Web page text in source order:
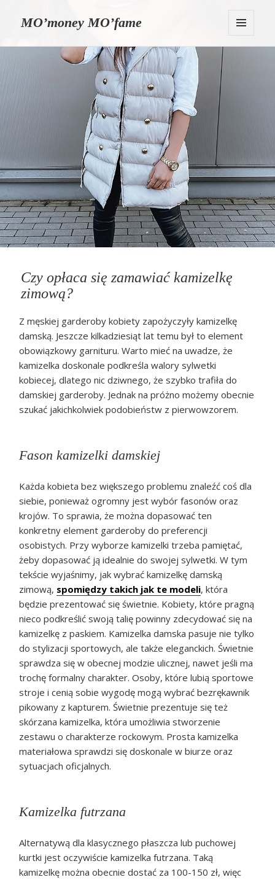
MO’money MO’fame
Czy opłaca się zamawiać kamizelkę
zimową?
Z męskiej garderoby kobiety zapożyczyły kamizelkę
damską. Jeszcze kilkadziesiąt lat temu był to element
obowiązkowy garnituru. Warto mieć na uwadze, że
kamizelka doskonale podkreśla walory sylwetki
kobiecej, dlatego nic dziwnego, że szybko trafiła do
damskiej garderoby. Jednak na próżno możemy obecnie
szukać jakichkolwiek podobieństw z pierwowzorem.
Fason kamizelki damskiej
Każda kobieta bez większego problemu znaleźć coś dla
siebie, ponieważ ogromny jest wybór fasonów oraz
krojów. To sprawia, że można dopasować ten
konkretny element garderoby do preferencji
osobistych. Przy wyborze kamizelki trzeba pamiętać,
żeby dopasować ją idealnie do swojej sylwetki. W tym
tekście wyjaśnimy, jak wybrać kamizelkę damską
zimową, spomiędzy takich jak te modeli, która
będzie prezentować się świetnie. Kobiety, które pragną
nieco podkreślić swoją talię powinny zdecydować się na
kamizelkę z paskiem. Kamizelka damska pasuje nie tylko
do stylizacji sportowych, ale także eleganckich. Świetnie
sprawdza się w obecnej modzie ulicznej, nawet jeśli ma
trochę formalny charakter. Osoby, które lubią sportowe
stroje i cenią sobie wygodę mogą wybrać bezrękawnik
pikowany z kapturem. Świetnie prezentuje się też
skórzana kamizelka, która umożliwia stworzenie
zestawu o charakterze rockowym. Prosta kamizelka
materiałowa sprawdzi się doskonale w biurze oraz
sytuacjach oficjalnych.
Kamizelka futrzana
Alternatywą dla klasycznego płaszcza lub puchowej
kurtki jest oczywiście kamizelka futrzana. Taką
kamizelkę można obecnie dostać za 100-150 zł, więc